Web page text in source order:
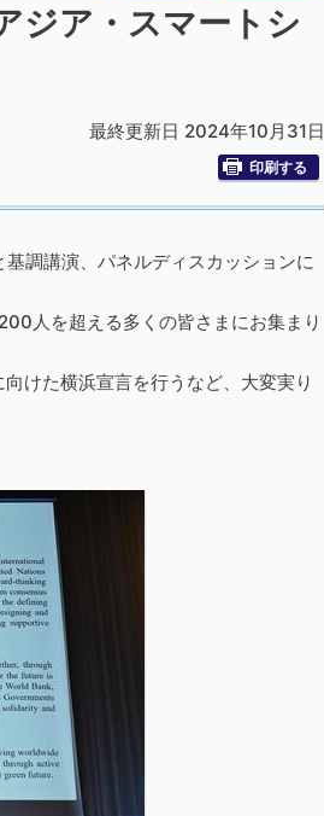
ジア・スマートシ
最終更新日 2024年10月31日
印刷する
調講演、パネルディスカッションに
人を超える多くの皆さまにお集まり
けた横浜宣言を行うなど、大変実り